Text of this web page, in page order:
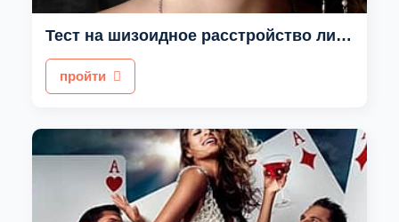
Тест на шизоидное расстройство личности
пройти